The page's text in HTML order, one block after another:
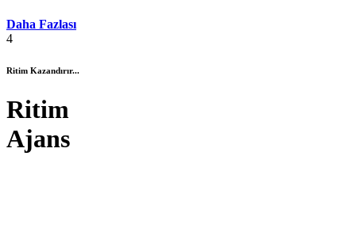
Daha Fazlası
4
Ritim Kazandırır...
Ritim
Ajans